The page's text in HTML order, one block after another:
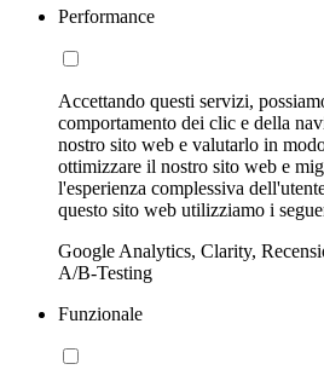
Performance
Accettando questi servizi,
comportamento dei clic e della
nostro sito web e valutarlo in
ottimizzare il nostro sito web e
l'esperienza complessiva
questo sito web utilizziamo i
Google Analytics, Clarity,
A/B-Testing
Funzionale